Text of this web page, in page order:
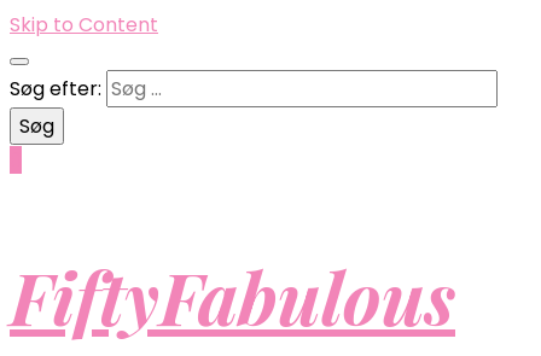
Skip to Content
Søg efter:
FiftyFabulous